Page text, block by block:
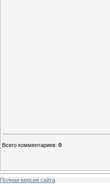
Всего комментариев: 0
Полная версия сайта